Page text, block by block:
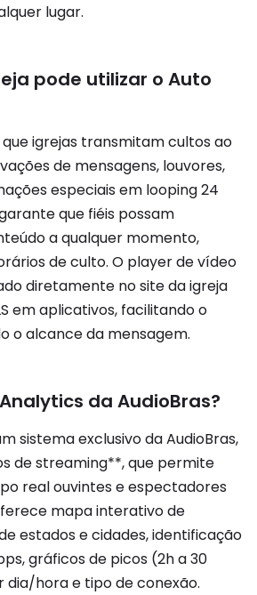
lugar.
pode utilizar o Auto
igrejas transmitam cultos ao
de mensagens, louvores,
especiais em looping 24
que fiéis possam
a qualquer momento,
de culto. O player de vídeo
diretamente no site da igreja
em aplicativos, facilitando o
o alcance da mensagem.
da AudioBras?
sistema exclusivo da AudioBras,
de streaming**, que permite
real ouvintes e espectadores
mapa interativo de
estados e cidades, identificação
gráficos de picos (2h a 30
dia/hora e tipo de conexão.